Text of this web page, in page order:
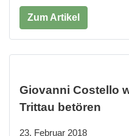
Zum Artikel
Giovanni Costello
Trittau betören
23. Februar 2018